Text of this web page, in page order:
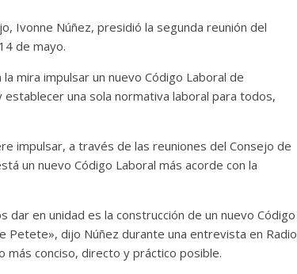
Ivonne Núñez, presidió la segunda reunión del
de mayo.
mira impulsar un nuevo Código Laboral de
una sola normativa laboral para todos,
impulsar, a través de las reuniones del Consejo de
un nuevo Código Laboral más acorde con la
en unidad es la construcción de un nuevo Código
dijo Núñez durante una entrevista en Radio
más conciso, directo y práctico posible.